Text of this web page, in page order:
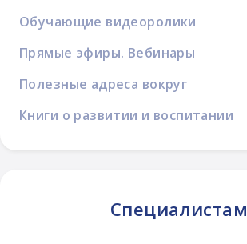
Обучающие видеоролики
Прямые эфиры. Вебинары
Полезные адреса вокруг
Книги о развитии и воспитании
Специалистам